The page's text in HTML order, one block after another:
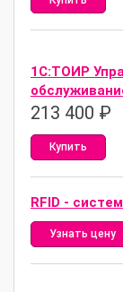
1С:ТОИР
213 400 ₽
Купить
RFID -
Узнать цену